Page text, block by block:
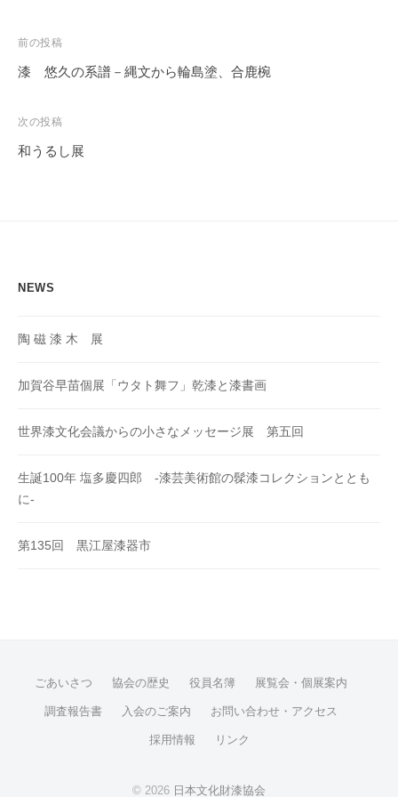
投
稿
ビ
ゲ
前の投稿
漆 悠久の系譜－縄文から輪島塗、合鹿椀
次の投稿
和うるし展
NEWS
陶 磁 漆 木 展
加賀谷早苗個展「ウタト舞フ」乾漆と漆書画
世界漆文化会議からの小さなメッセージ展 第五回
生誕100年 塩多慶四郎 -漆芸美術館の髹漆コレクションととも
に-
第135回 黒江屋漆器市
ごあいさつ 協会の歴史 役員名簿 展覧会・個展案内
調査報告書 入会のご案内 お問い合わせ・アクセス
採用情報 リンク
© 2026 日本文化財漆協会